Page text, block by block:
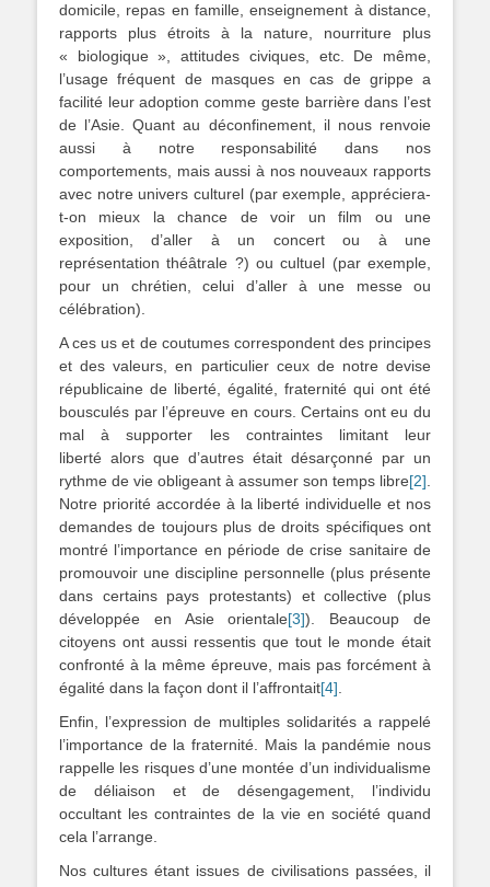
domicile, repas en famille, enseignement à distance,
rapports plus étroits à la nature, nourriture plus
« biologique », attitudes civiques, etc. De même,
l’usage fréquent de masques en cas de grippe a
facilité leur adoption comme geste barrière dans l’est
de l’Asie. Quant au déconfinement, il nous renvoie
aussi à notre responsabilité dans nos
comportements, mais aussi à nos nouveaux rapports
avec notre univers culturel (par exemple, appréciera-
t-on mieux la chance de voir un film ou une
exposition, d’aller à un concert ou à une
représentation théâtrale ?) ou cultuel (par exemple,
pour un chrétien, celui d’aller à une messe ou
célébration).
A ces us et de coutumes correspondent des principes
et des valeurs, en particulier ceux de notre devise
républicaine de liberté, égalité, fraternité qui ont été
bousculés par l’épreuve en cours. Certains ont eu du
mal à supporter les contraintes limitant leur
liberté alors que d’autres était désarçonné par un
rythme de vie obligeant à assumer son temps libre[2].
Notre priorité accordée à la liberté individuelle et nos
demandes de toujours plus de droits spécifiques ont
montré l’importance en période de crise sanitaire de
promouvoir une discipline personnelle (plus présente
dans certains pays protestants) et collective (plus
développée en Asie orientale[3]). Beaucoup de
citoyens ont aussi ressentis que tout le monde était
confronté à la même épreuve, mais pas forcément à
égalité dans la façon dont il l’affrontait[4].
Enfin, l’expression de multiples solidarités a rappelé
l’importance de la fraternité. Mais la pandémie nous
rappelle les risques d’une montée d’un individualisme
de déliaison et de désengagement, l’individu
occultant les contraintes de la vie en société quand
cela l’arrange.
Nos cultures étant issues de civilisations passées, il